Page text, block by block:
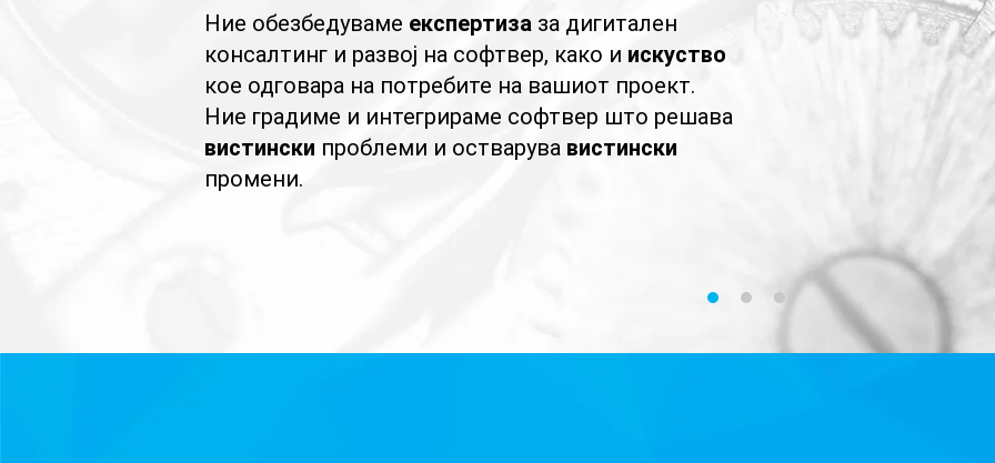
Ние обезбедуваме експертиза за дигитален
консалтинг и развој на софтвер, како и искуство
кое одговара на потребите на вашиот проект.
Ние градиме и интегрираме софтвер што решава
вистински проблеми и остварува вистински
промени.